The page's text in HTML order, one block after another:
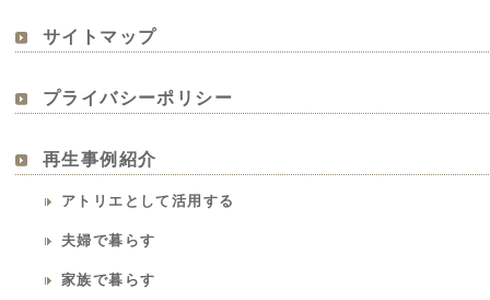
サイトマップ
プライバシーポリシー
再生事例紹介
アトリエとして活用する
夫婦で暮らす
家族で暮らす